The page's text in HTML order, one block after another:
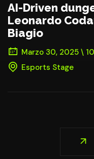
AI-Driven
Leonardo
Biagio
Marzo 30, 2025 \
Esports Stage